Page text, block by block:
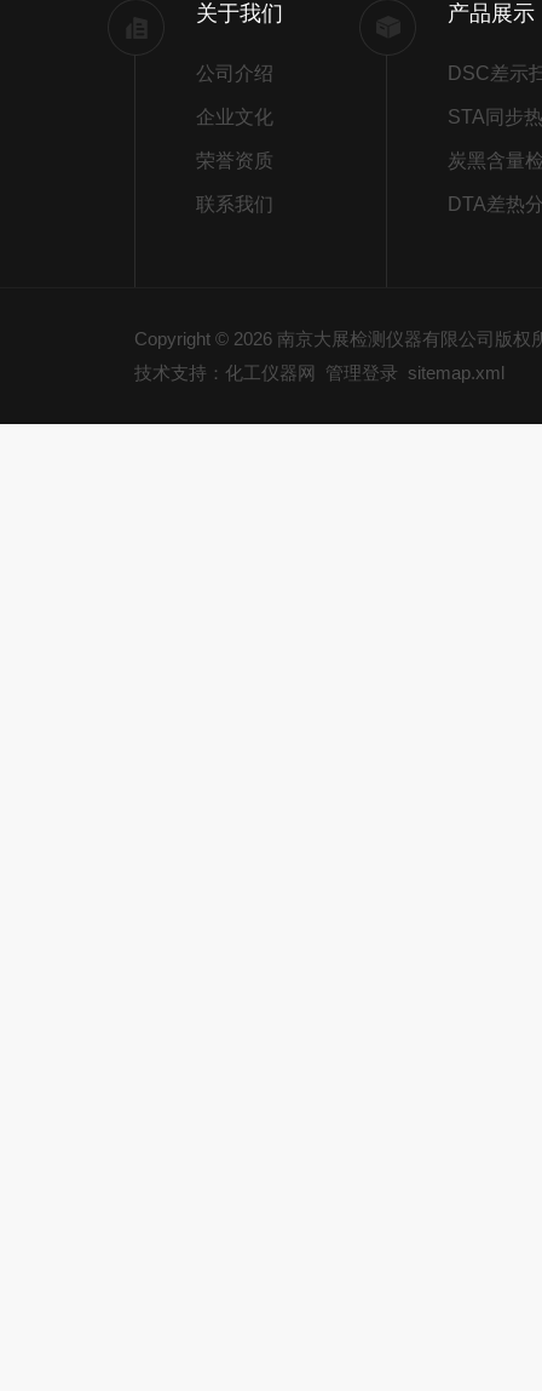
关于我们
公司介绍
企业文化
荣誉资质
联系我们
产品展示
炭黑含量
DTA差热
Copyright © 2026 南京大展检测仪器有限公司版权
技术支持：化工仪器网
管理登录 sitemap.xml